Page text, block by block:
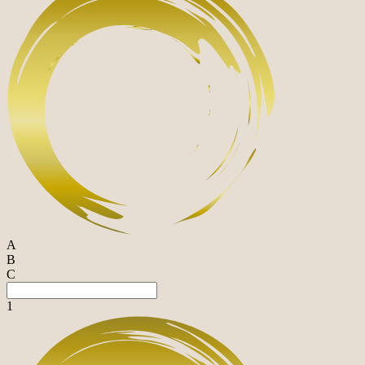
A
B
C
1